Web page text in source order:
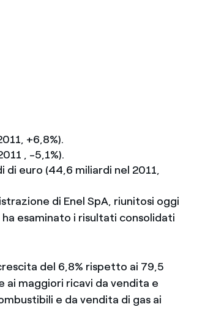
+6,8%).
, -5,1%).
euro (44,6 miliardi nel 2011,
di Enel SpA, riunitosi oggi
esaminato i risultati consolidati
del 6,8% rispetto ai 79,5
ai maggiori ricavi da vendita e
e da vendita di gas ai